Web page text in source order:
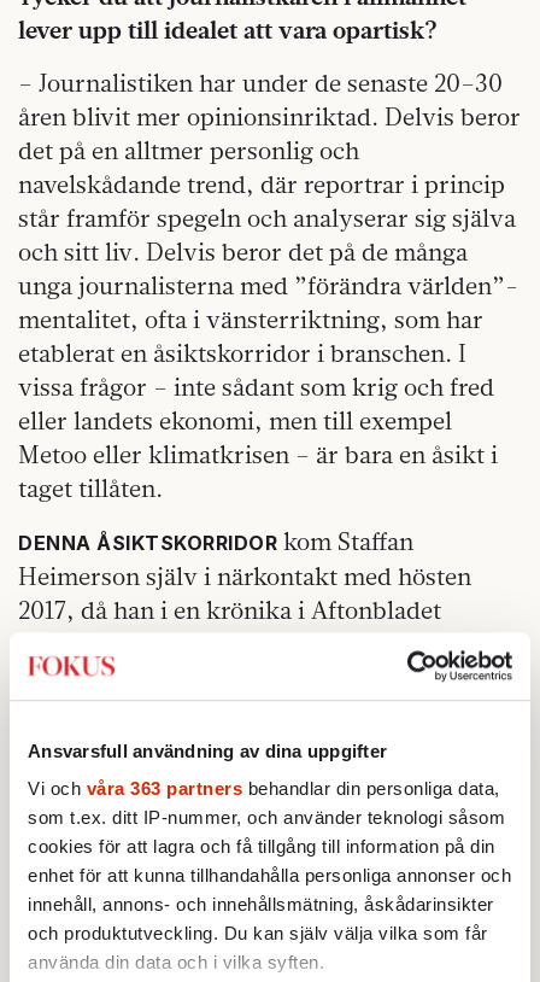
Ansvarsfull användning av dina uppgifter
Vi och våra 363 partners behandlar din personliga data,
som t.ex. ditt IP-nummer, och använder teknologi såsom
cookies för att lagra och få tillgång till information på din
enhet för att kunna tillhandahålla personliga annonser och
innehåll, annons- och innehållsmätning, åskådarinsikter
och produktutveckling. Du kan själv välja vilka som får
använda din data och i vilka syften.
lever upp till idealet att vara opartisk?
– Journalistiken har under de senaste 20–30
åren blivit mer opinionsinriktad. Delvis beror
det på en alltmer personlig och
navelskådande trend, där reportrar i princip
står framför spegeln och analyserar sig själva
och sitt liv. Delvis beror det på de många
unga journalisterna med ”förändra världen”-
mentalitet, ofta i vänsterriktning, som har
etablerat en åsiktskorridor i branschen. I
vissa frågor – inte sådant som krig och fred
eller landets ekonomi, men till exempel
Metoo eller klimatkrisen – är bara en åsikt i
taget tillåten.
DENNA ÅSIKTSKORRIDOR kom Staffan
Heimerson själv i närkontakt med hösten
2017, då han i en krönika i Aftonbladet
liknade metoo-rörelsens framfart vid
stalinistiska utrensningar, McCarthyismen i
– Den krönikan var ju lite utanför
åsiktskorridoren, medger han. Jag visste ju
på förhand hur reaktionerna skulle bli. Mina
vänner varnade mig för att jag skulle få ett
helvete om jag skrev krönikan. Men jag blev
trött på den stora tystnaden. Så jag gjorde det
hederliga som reporter och skrev om vad jag